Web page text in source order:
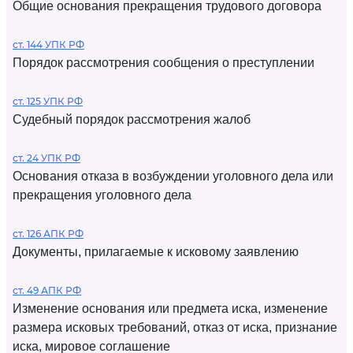
Общие основания прекращения трудового договора
ст. 144 УПК РФ
Порядок рассмотрения сообщения о преступлении
ст. 125 УПК РФ
Судебный порядок рассмотрения жалоб
ст. 24 УПК РФ
Основания отказа в возбуждении уголовного дела или
прекращения уголовного дела
ст. 126 АПК РФ
Документы, прилагаемые к исковому заявлению
ст. 49 АПК РФ
Изменение основания или предмета иска, изменение
размера исковых требований, отказ от иска, признание
иска, мировое соглашение